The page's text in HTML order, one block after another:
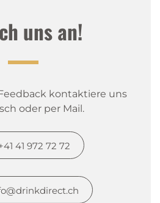
uns an!
kontaktiere uns
oder per Mail.
41 972 72 72